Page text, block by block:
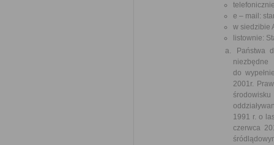
e – mail:
w siedzibie
listownie:
Państwa
niezbędne
do
2001r.
1991 r. o
czerwca